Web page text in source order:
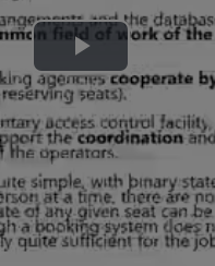
Lire
la
vidéo